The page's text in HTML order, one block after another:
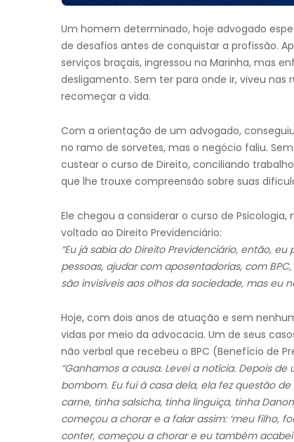
Um homem determinado, hoje advogado
de desafios antes de conquistar a profissão.
serviços braçais, ingressou na Marinha, mas
desligamento. Sem ter para onde ir, viveu
recomeçar a vida.
Com a orientação de um advogado,
no ramo de sorvetes, mas o negócio faliu.
custear o curso de Direito, conciliando
que lhe trouxe compreensão sobre suas
Ele chegou a considerar o curso de
voltado ao Direito Previdenciário:
“Eu já sabia do Direito Previdenciário, então,
pessoas, ajudar com aposentadorias, com
são invisíveis aos olhos da sociedade, mas eu
Hoje, com dois anos de atuação e sem
vidas por meio da advocacia. Um de seus
não verbal que recebeu o BPC (Benefício de
“Ganhamos a causa. Levei a notícia. Depois
bombom. Eu fui à casa dela, ela fez questão
carne, tinha salsicha, tinha linguiça, tinha
começou a chorar e a falar assim: ‘meu filho,
conter, começou a chorar e eu também